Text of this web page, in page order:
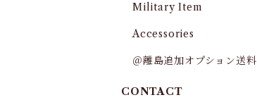
Military Item
Accessories
＠離島追加オプション送料
CONTACT